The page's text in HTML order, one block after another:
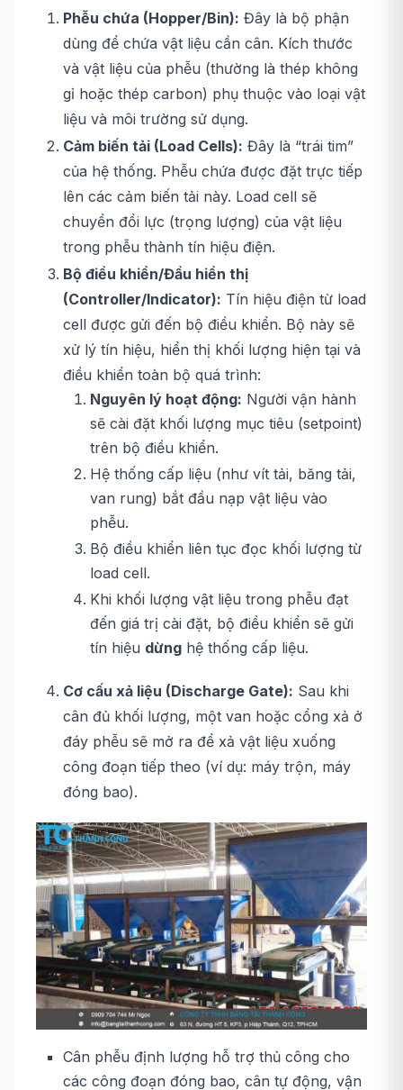
Phễu chứa (Hopper/Bin): Đây là bộ phận
dùng để chứa vật liệu cần cân. Kích thước
và vật liệu của phễu (thường là thép không
gỉ hoặc thép carbon) phụ thuộc vào loại vật
liệu và môi trường sử dụng.
Cảm biến tải (Load Cells): Đây là “trái tim”
của hệ thống. Phễu chứa được đặt trực tiếp
lên các cảm biến tải này. Load cell sẽ
chuyển đổi lực (trọng lượng) của vật liệu
trong phễu thành tín hiệu điện.
Bộ điều khiển/Đầu hiển thị
(Controller/Indicator): Tín hiệu điện từ load
cell được gửi đến bộ điều khiển. Bộ này sẽ
xử lý tín hiệu, hiển thị khối lượng hiện tại và
điều khiển toàn bộ quá trình:
Nguyên lý hoạt động: Người vận hành
sẽ cài đặt khối lượng mục tiêu (setpoint)
trên bộ điều khiển.
Hệ thống cấp liệu (như vít tải, băng tải,
van rung) bắt đầu nạp vật liệu vào
phễu.
Bộ điều khiển liên tục đọc khối lượng từ
load cell.
Khi khối lượng vật liệu trong phễu đạt
đến giá trị cài đặt, bộ điều khiển sẽ gửi
tín hiệu dừng hệ thống cấp liệu.
Cơ cấu xả liệu (Discharge Gate): Sau khi
cân đủ khối lượng, một van hoặc cổng xả ở
đáy phễu sẽ mở ra để xả vật liệu xuống
công đoạn tiếp theo (ví dụ: máy trộn, máy
đóng bao).
Cân phễu định lượng hỗ trợ thủ công cho
các công đoạn đóng bao, cân tự động, vận